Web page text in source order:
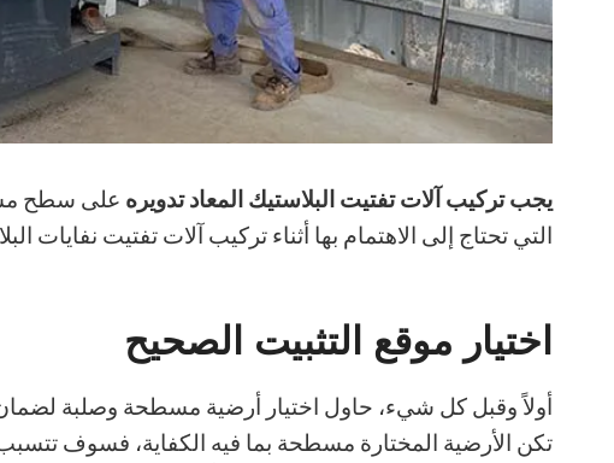
يجب تركيب آلات تفتيت البلاستيك المعاد تدويره على سطح
التي تحتاج إلى الاهتمام بها أثناء تركيب آلات تفتيت نفايات
اختيار موقع التثبيت الصحيح
أولاً وقبل كل شيء، حاول اختيار أرضية مسطحة وصلبة
تكن الأرضية المختارة مسطحة بما فيه الكفاية، فسوف تتسبب